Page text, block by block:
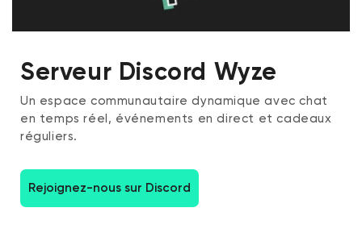
Serveur Discord Wyze
Un espace communautaire dynamique avec chat
en temps réel, événements en direct et cadeaux
réguliers.
Rejoignez-nous sur Discord